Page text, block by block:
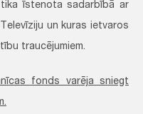
tika īstenota sadarbībā ar
un kuras ietvaros
traucējumiem.
fonds varēja sniegt